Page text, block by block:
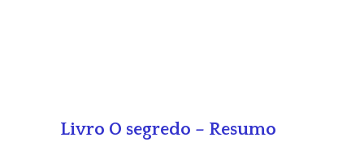
Livro O segredo – Resumo